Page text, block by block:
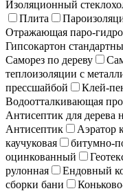
Изоляционный
Плита
Отражающая паро-
Гипсокартон
Саморез по дереву
теплоизоляции с
прессшайбой
Клей-
Водоотталкивающая
Антисептик для
Антисептик
Аэратор
каучуковая
битумно-
оцинкованный
рулонная
Ендовный
сборки бани